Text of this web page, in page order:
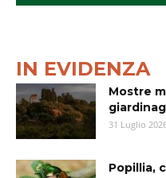
IN EVIDENZA
Mostre
31 Luglio
Popillia,